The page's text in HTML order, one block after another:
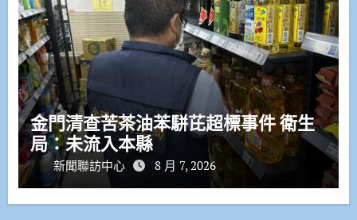
金門清查苦茶油苯駢芘超標事件 衛生
局：未流入本縣
新聞聯訪中心 8 月 7, 2026